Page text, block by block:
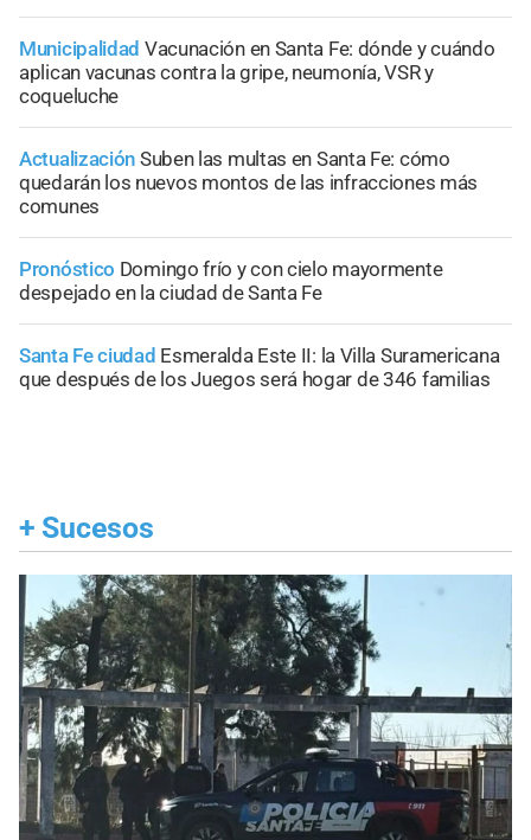
Municipalidad Vacunación en Santa Fe: dónde y cuándo
aplican vacunas contra la gripe, neumonía, VSR y
coqueluche
Actualización Suben las multas en Santa Fe: cómo
quedarán los nuevos montos de las infracciones más
comunes
Pronóstico Domingo frío y con cielo mayormente
despejado en la ciudad de Santa Fe
Santa Fe ciudad Esmeralda Este II: la Villa Suramericana
que después de los Juegos será hogar de 346 familias
+ Sucesos